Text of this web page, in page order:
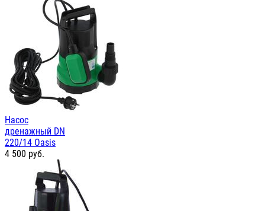
Насос
дренажный DN
220/14 Oasis
4 500 руб.